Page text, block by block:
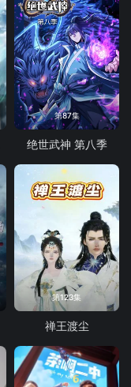
第87集
绝世武神 第八季
第123集
禅王渡尘